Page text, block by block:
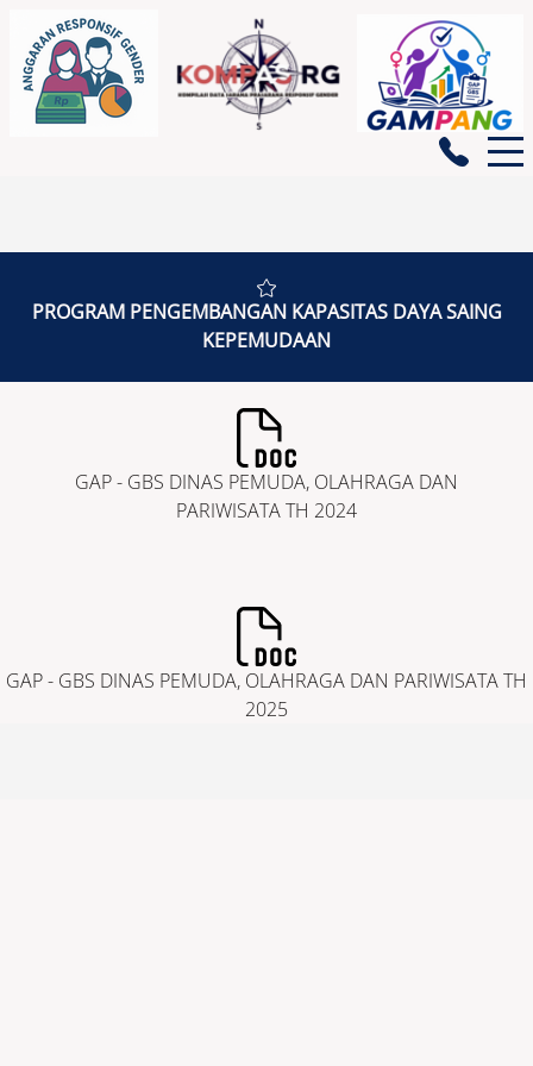
BERANDA
GENDATA
INDIKATOR GENDER
PEMBERDAYAAN PEREMPUAN
POKJA PUG
PROGRAM PENGEMBANGAN KAPASITAS DAYA SAING
KEPEMUDAAN
GAP - GBS DINAS PEMUDA, OLAHRAGA DAN
PARIWISATA TH 2024
GAP - GBS DINAS PEMUDA, OLAHRAGA DAN PARIWISATA TH
2025